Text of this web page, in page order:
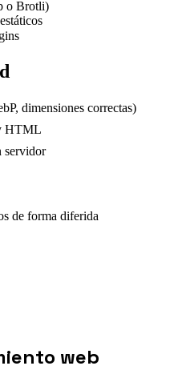
o Brotli)
dimensiones correctas)
HTML
servidor
de forma diferida
web